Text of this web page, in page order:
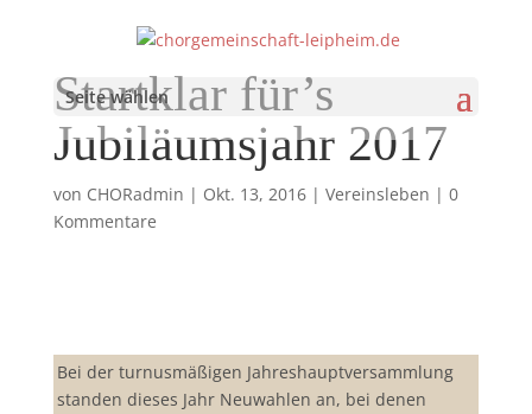
Seite wählen
Startklar für’s
Jubiläumsjahr 2017
von CHORadmin | Okt. 13, 2016| Vereinsleben | 0
Kommentare
Bei der turnusmäßigen Jahreshauptversammlung
standen dieses Jahr Neuwahlen an, bei denen